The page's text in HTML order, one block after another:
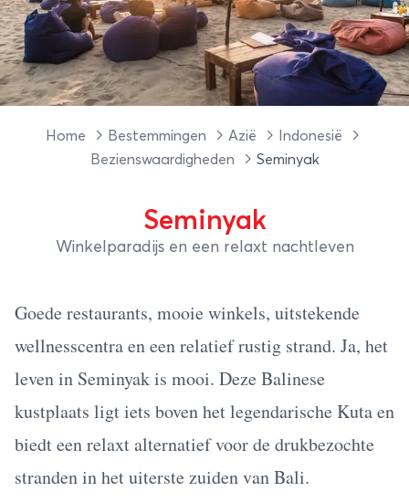
Home Bestemmingen Azië
Indonesië
Bezienswaardigheden
Seminyak
Seminyak
Winkelparadijs en een relaxt nachtleven
Goede restaurants, mooie winkels, uitstekende
wellnesscentra en een relatief rustig strand. Ja, het
leven in Seminyak is mooi. Deze Balinese
kustplaats ligt iets boven het legendarische Kuta en
biedt een relaxt alternatief voor de drukbezochte
stranden in het uiterste zuiden van Bali.